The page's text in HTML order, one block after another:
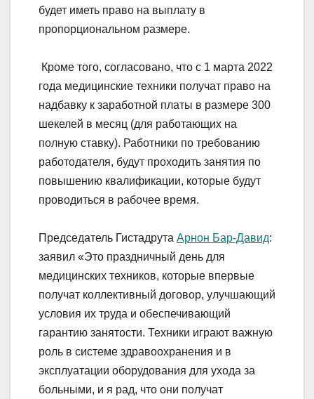
будет иметь право на выплату в
пропорциональном размере.
Кроме того, согласовано, что с 1 марта 2022
года медицинские техники получат право на
надбавку к заработной платы в размере 300
шекелей в месяц (для работающих на
полную ставку). Работники по требованию
работодателя, будут проходить занятия по
повышению квалификации, которые будут
проводиться в рабочее время.
Председатель Гистадрута Арнон Бар-Давид:
заявил «Это праздничный день для
медицинских техников, которые впервые
получат коллективный договор, улучшающий
условия их труда и обеспечивающий
гарантию занятости. Техники играют важную
роль в системе здравоохранения и в
эксплуатации оборудования для ухода за
больными, и я рад, что они получат